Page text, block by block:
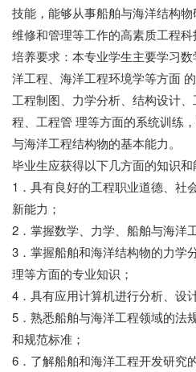
技能，能够从事船舶与海洋结构物
维修和管理等工作的高素质工程科
培养要求：本专业学生主要学习
洋工程、海洋工程环境学等方面
工程制图、力学分析、结构设计
程、工程管 理等方面的系统训练
与海洋工程结构物的基本能力。
毕业生应获得以下几方面的知识和
1．具有良好的工程职业道德、社
新能力；
2．掌握数学、力学、船舶与海洋
3．掌握船舶和海洋结构物的力学
理等方面的专业知识；
4．具有应用计算机进行分析、设
5．熟悉船舶与海洋工程领域的法
和规范标准；
6．了解船舶和海洋工程开发研究